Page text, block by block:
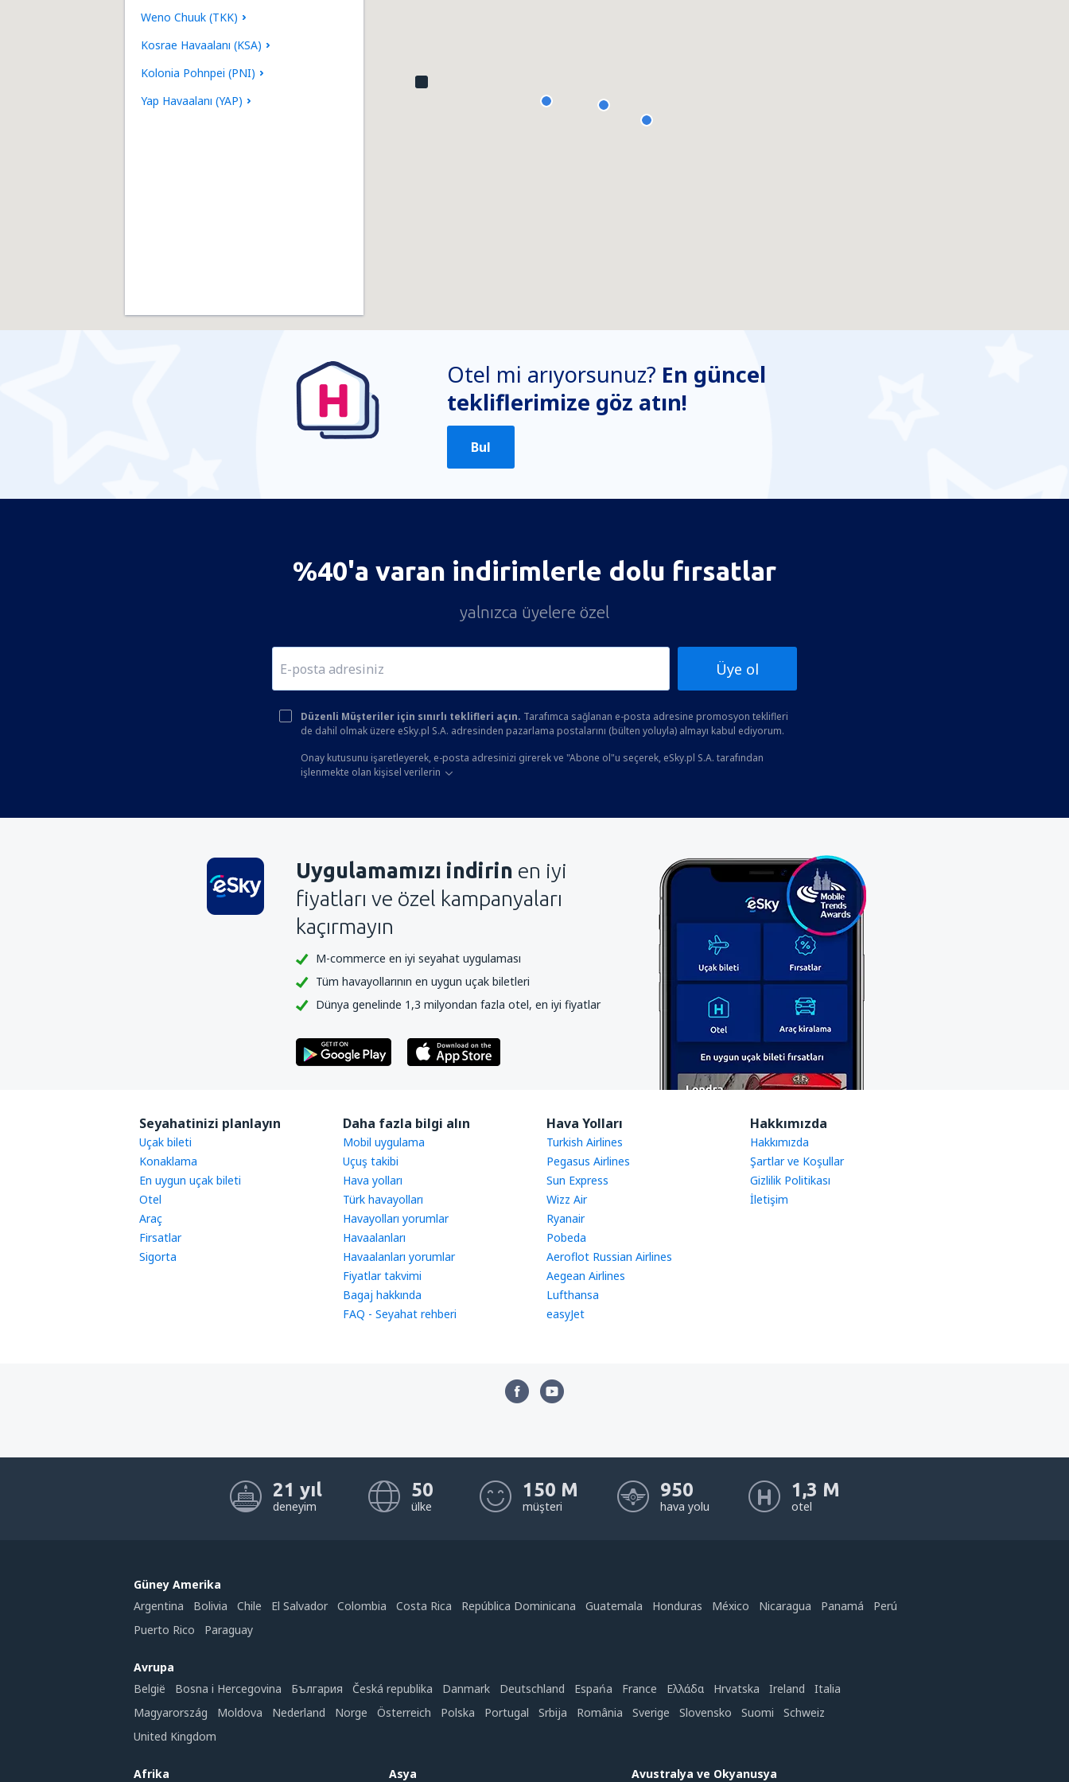
Weno Chuuk (TKK)
Kosrae Havaalanı (KSA)
Kolonia Pohnpei (PNI)
Yap Havaalanı (YAP)
Otel mi arıyorsunuz? En güncel
tekliflerimize göz atın!
Bul
%40'a varan indirimlerle dolu fırsatlar
yalnızca üyelere özel
Üye ol
Düzenli Müşteriler için sınırlı teklifleri açın. Tarafımca sağlanan e-posta adresine promosyon teklifleri
de dahil olmak üzere eSky.pl S.A. adresinden pazarlama postalarını (bülten yoluyla) almayı kabul ediyorum.
Onay kutusunu işaretleyerek, e-posta adresinizi girerek ve "Abone ol"u seçerek, eSky.pl S.A. tarafından
işlenmekte olan kişisel verilerin
Uygulamamızı indirin en iyi
fiyatları ve özel kampanyaları
kaçırmayın
M-commerce en iyi seyahat uygulaması
Tüm havayollarının en uygun uçak biletleri
Dünya genelinde 1,3 milyondan fazla otel, en iyi fiyatlar
Seyahatinizi planlayın
Uçak bileti
Konaklama
En uygun uçak bileti
Otel
Araç
Firsatlar
Sigorta
Daha fazla bilgi alın
Mobil uygulama
Uçuş takibi
Hava yolları
Türk havayolları
Havayolları yorumlar
Havaalanları
Havaalanları yorumlar
Fiyatlar takvimi
Bagaj hakkında
FAQ - Seyahat rehberi
Hava Yolları
Turkish Airlines
Pegasus Airlines
Sun Express
Wizz Air
Ryanair
Pobeda
Aeroflot Russian Airlines
Aegean Airlines
Lufthansa
easyJet
Hakkımızda
Hakkımızda
Şartlar ve Koşullar
Gizlilik Politikası
İletişim
21 yıl
deneyim
50
ülke
150 M
müşteri
950
hava yolu
1,3 M
otel
Güney Amerika
Argentina
Bolivia Chile El Salvador Colombia Costa Rica República Dominicana Guatemala Honduras México Nicaragua Panamá
Perú
Puerto Rico
Paraguay
Avrupa
België
Bosna i Hercegovina България Česká republika Danmark Deutschland Espańa France Ελλάδα Hrvatska Ireland
Italia
Magyarország
Moldova Nederland Norge Österreich Polska Portugal Srbija România Sverige Slovensko Suomi
Schweiz
United Kingdom
Afrika Asya Avustralya ve Okyanusya